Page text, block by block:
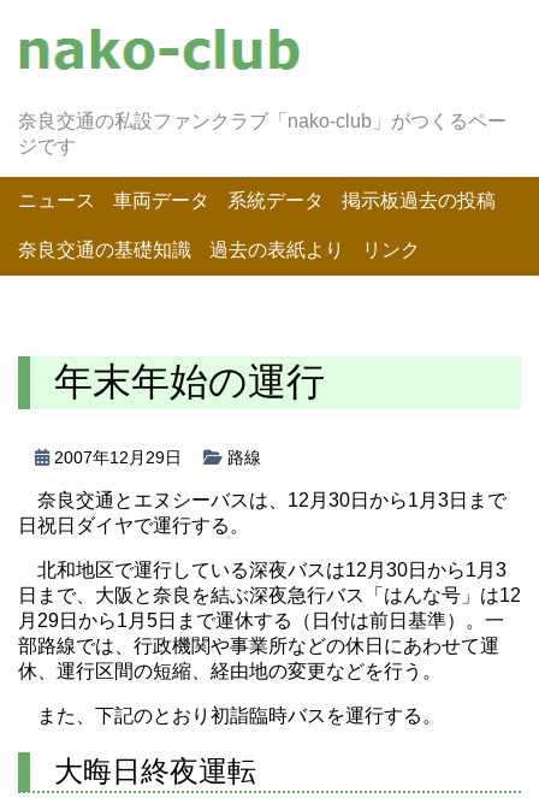
奈良交通の私設ファンクラブ「nako-club」がつくるペー
ジです
ニュース 車両データ 系統データ 掲示板過去の投稿
奈良交通の基礎知識 過去の表紙より リンク
年末年始の運行
2007年12月29日 路線
奈良交通とエヌシーバスは、12月30日から1月3日まで
日祝日ダイヤで運行する。
北和地区で運行している深夜バスは12月30日から1月3
日まで、大阪と奈良を結ぶ深夜急行バス「はんな号」は12
月29日から1月5日まで運休する（日付は前日基準）。一
部路線では、行政機関や事業所などの休日にあわせて運
休、運行区間の短縮、経由地の変更などを行う。
また、下記のとおり初詣臨時バスを運行する。
大晦日終夜運転